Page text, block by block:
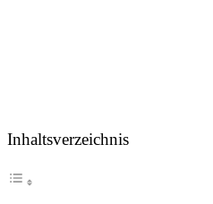
Inhaltsverzeichnis